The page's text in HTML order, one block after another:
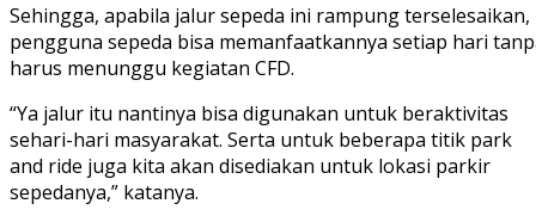
Sehingga, apabila jalur sepeda ini rampung terselesaikan,
pengguna sepeda bisa memanfaatkannya setiap hari
harus menunggu kegiatan CFD.
“Ya jalur itu nantinya bisa digunakan untuk beraktivitas
sehari-hari masyarakat. Serta untuk beberapa titik park
and ride juga kita akan disediakan untuk lokasi parkir
sepedanya,” katanya.